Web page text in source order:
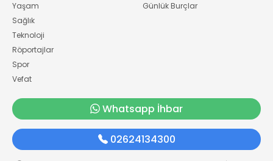
Yaşam
Sağlık
Teknoloji
Röportajlar
Spor
Vefat
Günlük Burçlar
Whatsapp İhbar
02624134300